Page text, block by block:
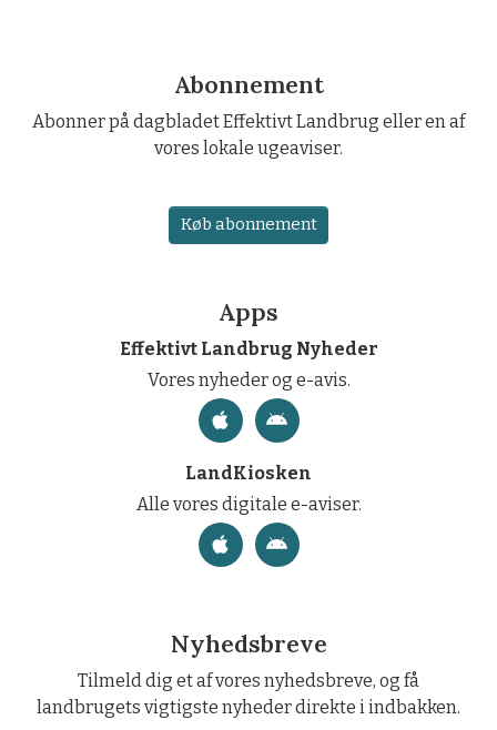
Abonnement
Abonner på dagbladet Effektivt Landbrug eller en af
vores lokale ugeaviser.
Køb abonnement
Apps
Effektivt Landbrug Nyheder
Vores nyheder og e-avis.
LandKiosken
Alle vores digitale e-aviser.
Nyhedsbreve
Tilmeld dig et af vores nyhedsbreve, og få
landbrugets vigtigste nyheder direkte i indbakken.